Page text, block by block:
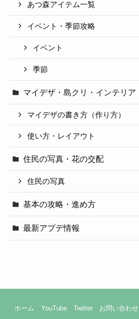
あつ森アイテム一覧
イベント・季節攻略
イベント
季節
マイデザ・島クリ・インテリア
マイデザの書き方（作り方）
使い方・レイアウト
住民の写真・花の交配
住民の写真
基本の攻略・進め方
最新アプデ情報
ホーム YouTube Twitter お問い合わせ